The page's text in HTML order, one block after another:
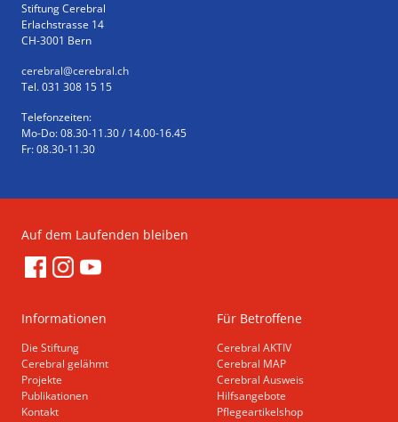
Stiftung Cerebral
Erlachstrasse 14
CH-3001 Bern
cerebral@cerebral.ch
Tel. 031 308 15 15
Telefonzeiten:
Mo-Do: 08.30-11.30 / 14.00-16.45
Fr: 08.30-11.30
Auf dem Laufenden bleiben
Informationen
Die Stiftung
Cerebral gelähmt
Projekte
Publikationen
Kontakt
Für Betroffene
Cerebral AKTIV
Cerebral MAP
Cerebral Ausweis
Hilfsangebote
Pflegeartikelshop